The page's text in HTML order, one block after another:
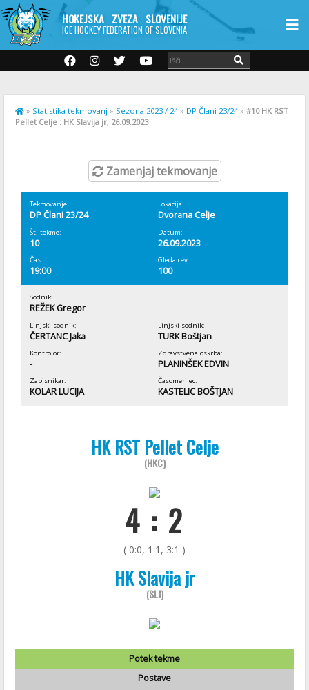
HOKEJSKA ZVEZA SLOVENIJE
ICE HOCKEY FEDERATION OF SLOVENIA
» Statistika tekmovanj » Sezona 2023 / 24» DP Člani 23/24» #10 HK RST
Pellet Celje : HK Slavija jr, 26.09.2023
Zamenjaj tekmovanje
Tekmovanje:
DP Člani 23/24
Lokacija:
Dvorana Celje
Št. tekme:
10
Datum:
26.09.2023
Čas:
19:00
Gledalcev:
100
Sodnik:
REŽEK Gregor
Linjski sodnik:
ČERTANC Jaka
Linjski sodnik:
TURK Boštjan
Kontrolor:
-
Zdravstvena oskrba:
PLANINŠEK EDVIN
Zapisnikar:
KOLAR LUCIJA
Časomerilec:
KASTELIC BOŠTJAN
HK RST Pellet Celje
(HKC)
4 : 2
( 0:0, 1:1, 3:1 )
HK Slavija jr
(SLJ)
Potek tekme
Postave